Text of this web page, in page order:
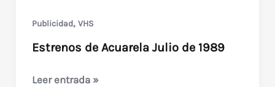
Publicidad, VHS
Estrenos de Acuarela Julio de 1989
Estrenos
Leer entrada »